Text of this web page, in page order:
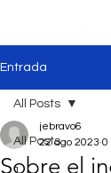
Entrada
All Posts
All Posts
Sobre el
jebravo6
22 ago 2023 0